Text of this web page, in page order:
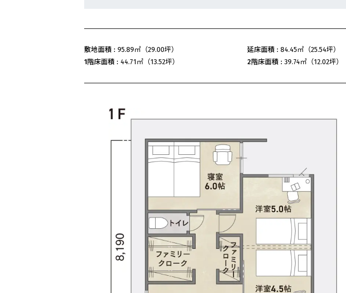
敷地面積 : 95.89㎡（29.00坪） 延床面積 : 84.45㎡（25.54坪）
1階床面積 : 44.71㎡（13.52坪） 2階床面積 : 39.74㎡（12.02坪）